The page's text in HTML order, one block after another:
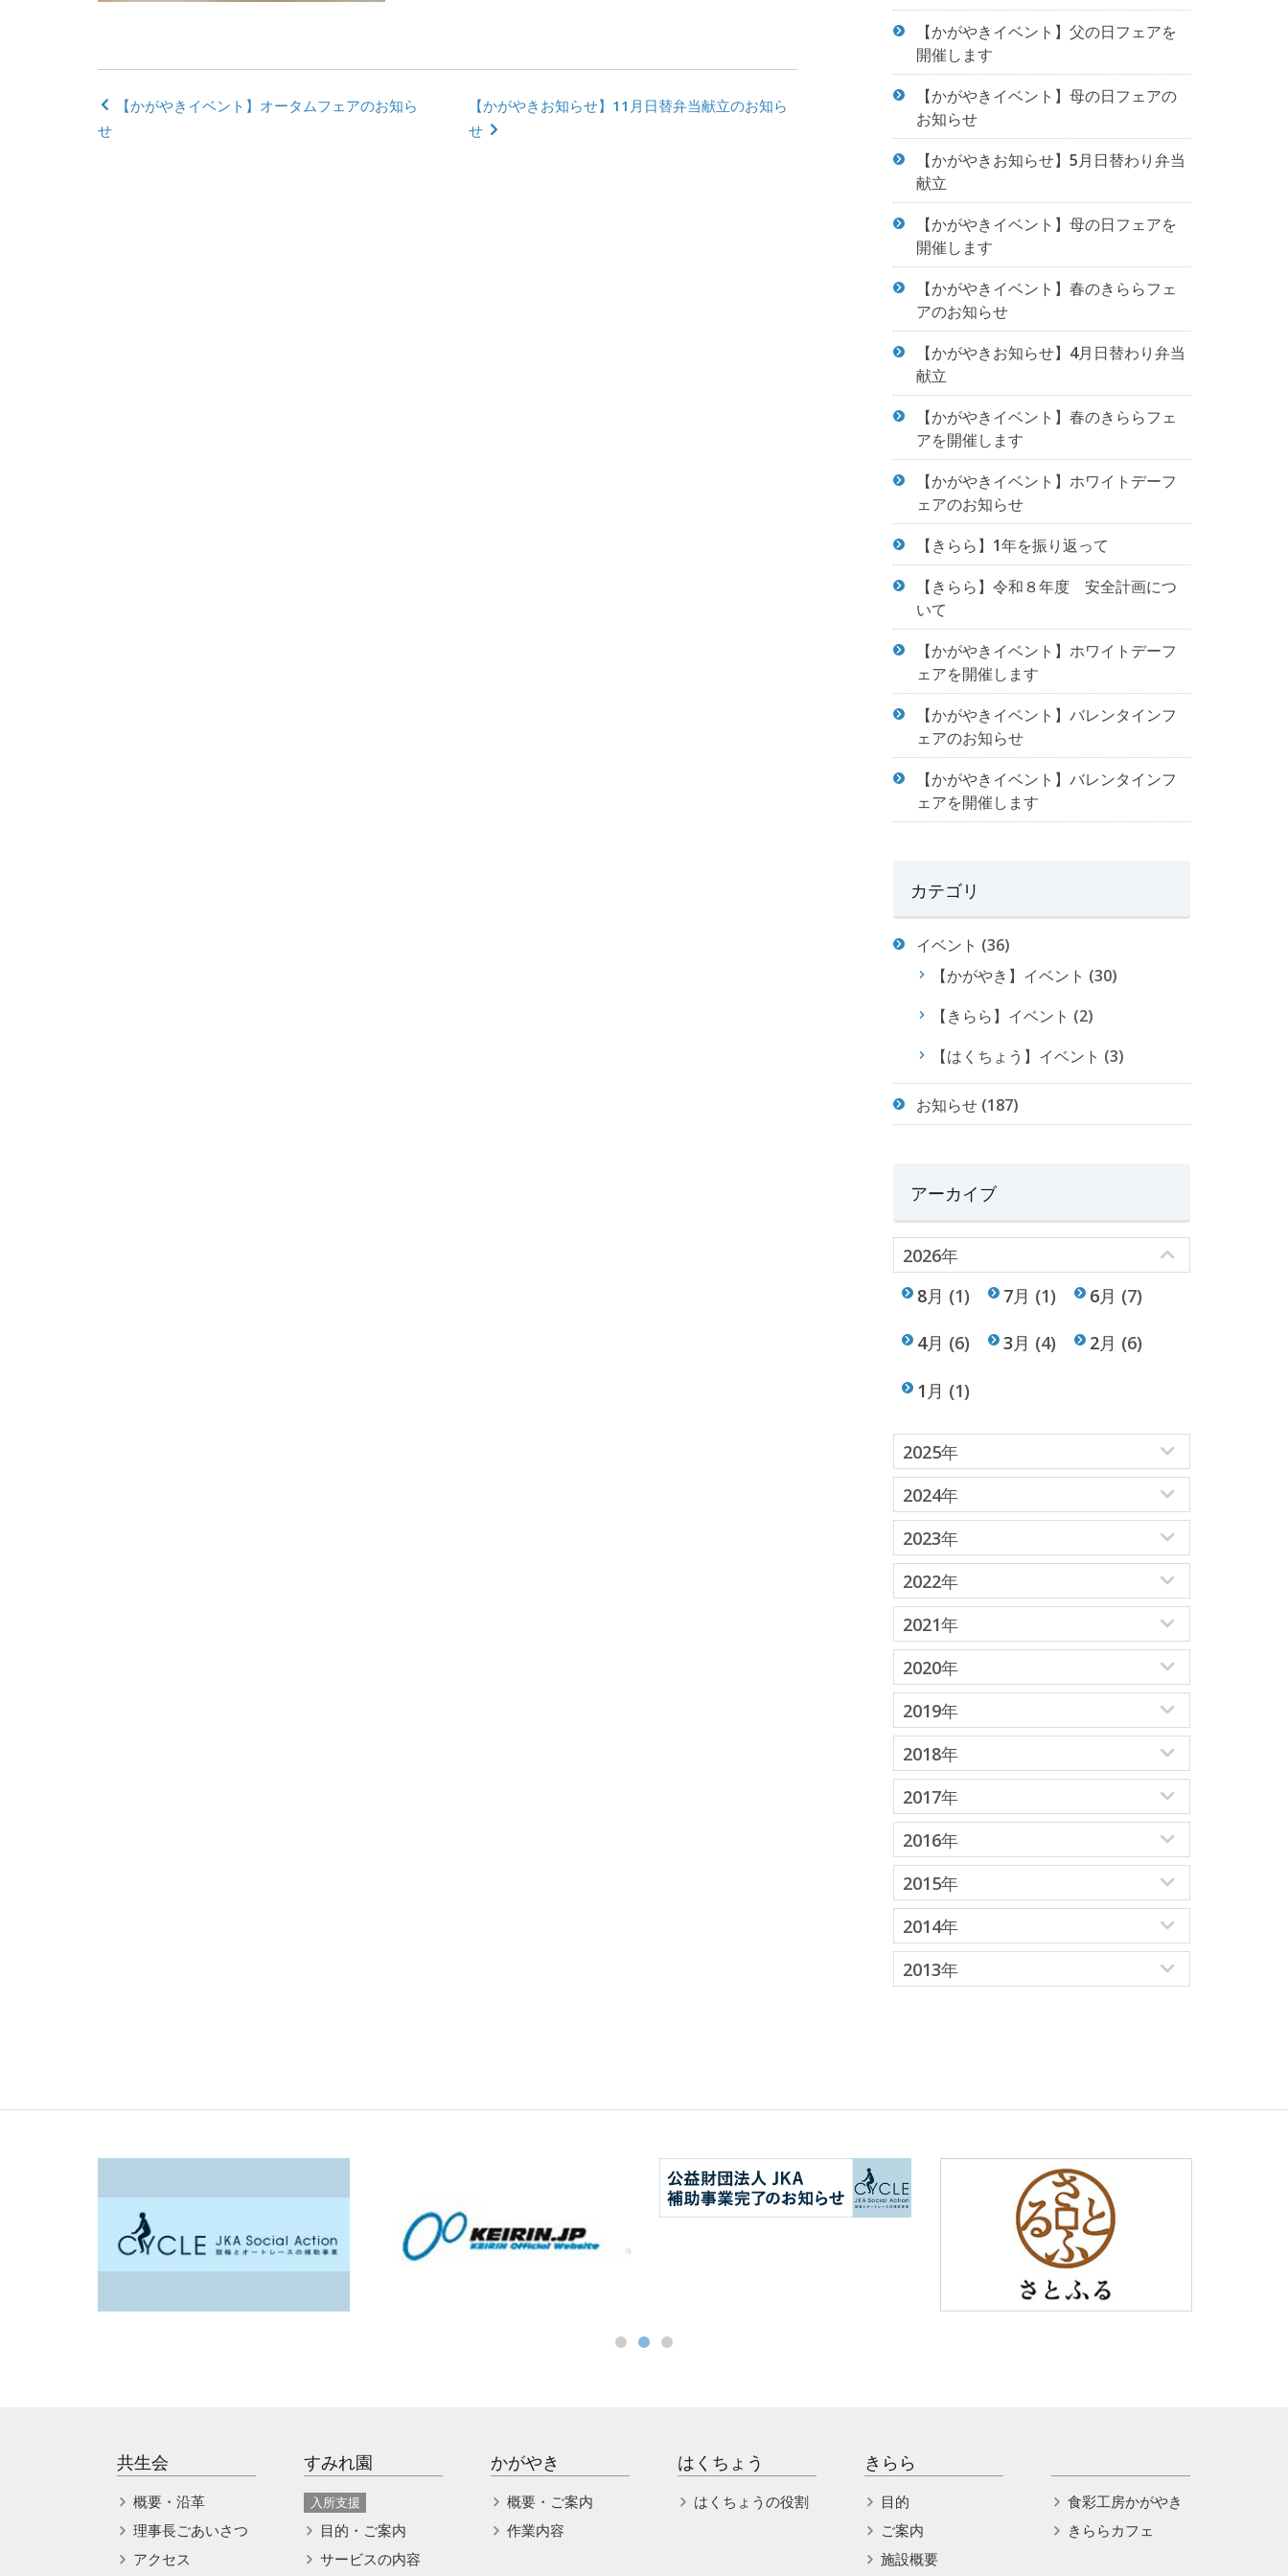
【かがやきイベント】オータムフェアのお知ら
せ
【かがやきお知らせ】11月日替弁当献立のお知ら
せ
【かがやきイベント】父の日フェアを
開催します
【かがやきイベント】母の日フェアの
お知らせ
【かがやきお知らせ】5月日替わり弁当
献立
【かがやきイベント】母の日フェアを
開催します
【かがやきイベント】春のきららフェ
アのお知らせ
【かがやきお知らせ】4月日替わり弁当
献立
【かがやきイベント】春のきららフェ
アを開催します
【かがやきイベント】ホワイトデーフ
ェアのお知らせ
【きらら】1年を振り返って
【きらら】令和８年度 安全計画につ
いて
【かがやきイベント】ホワイトデーフ
ェアを開催します
【かがやきイベント】バレンタインフ
ェアのお知らせ
【かがやきイベント】バレンタインフ
ェアを開催します
カテゴリ
イベント (36)
【かがやき】イベント (30)
【きらら】イベント (2)
【はくちょう】イベント (3)
お知らせ (187)
アーカイブ
2026年
8月 (1) 7月 (1) 6月 (7)
4月 (6) 3月 (4) 2月 (6)
1月 (1)
2025年
2024年
2023年
2022年
2021年
2020年
2019年
2018年
2017年
2016年
2015年
2014年
2013年
共生会
概要・沿革
理事長ごあいさつ
アクセス
すみれ園
入所支援
目的・ご案内
サービスの内容
かがやき
概要・ご案内
作業内容
はくちょう
はくちょうの役割
きらら
目的
ご案内
施設概要
食彩工房かがやき
きららカフェ